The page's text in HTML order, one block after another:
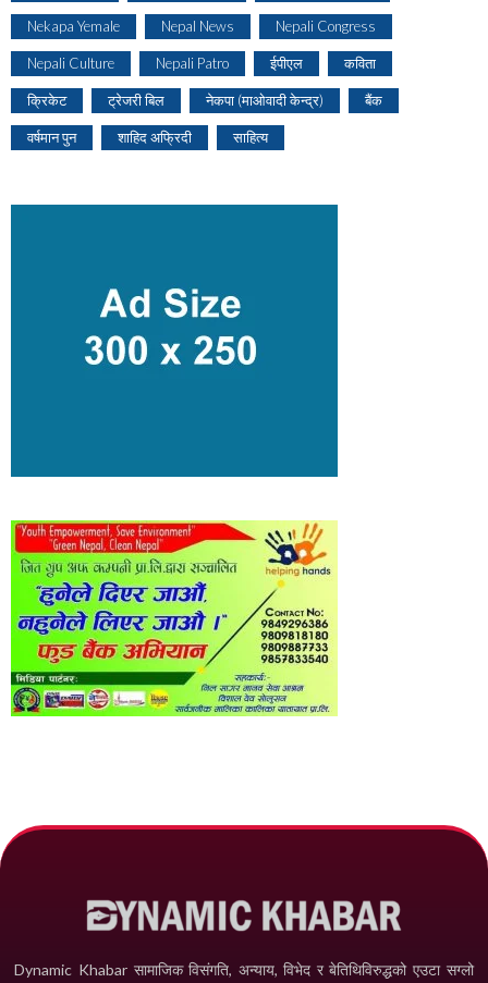
Nekapa Yemale Nepal News Nepali Congress
Nepali Culture Nepali Patro ईपीएल कविता
क्रिकेट ट्रेजरी बिल नेकपा (माओवादी केन्द्र) बैंक
वर्षमान पुन शाहिद अफ्रिदी साहित्य
Dynamic Khabar सामाजिक विसंगति, अन्याय, विभेद­ र बेतिथिविरुद्धको एउटा सग्लो